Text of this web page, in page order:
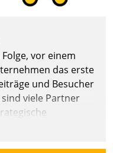
vor einem
das erste
und Besucher
viele Partner